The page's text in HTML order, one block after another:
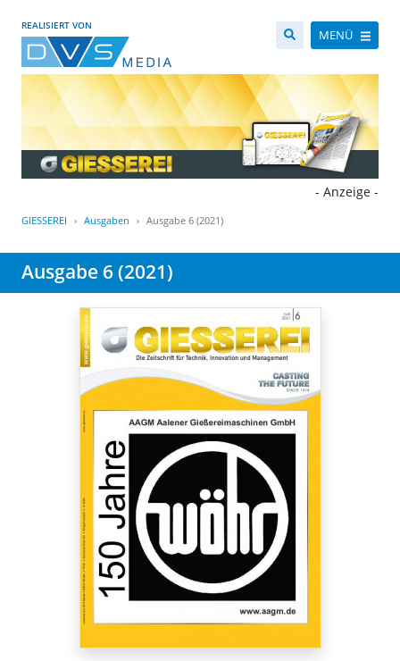
REALISIERT VON
MENÜ
- Anzeige -
GIESSEREI Ausgaben Ausgabe 6 (2021)
Ausgabe 6 (2021)